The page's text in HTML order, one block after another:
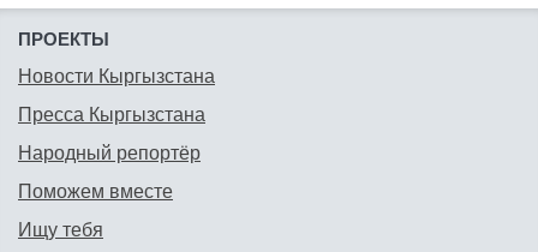
ПРОЕКТЫ
Новости Кыргызстана
Пресса Кыргызстана
Народный репортёр
Поможем вместе
Ищу тебя